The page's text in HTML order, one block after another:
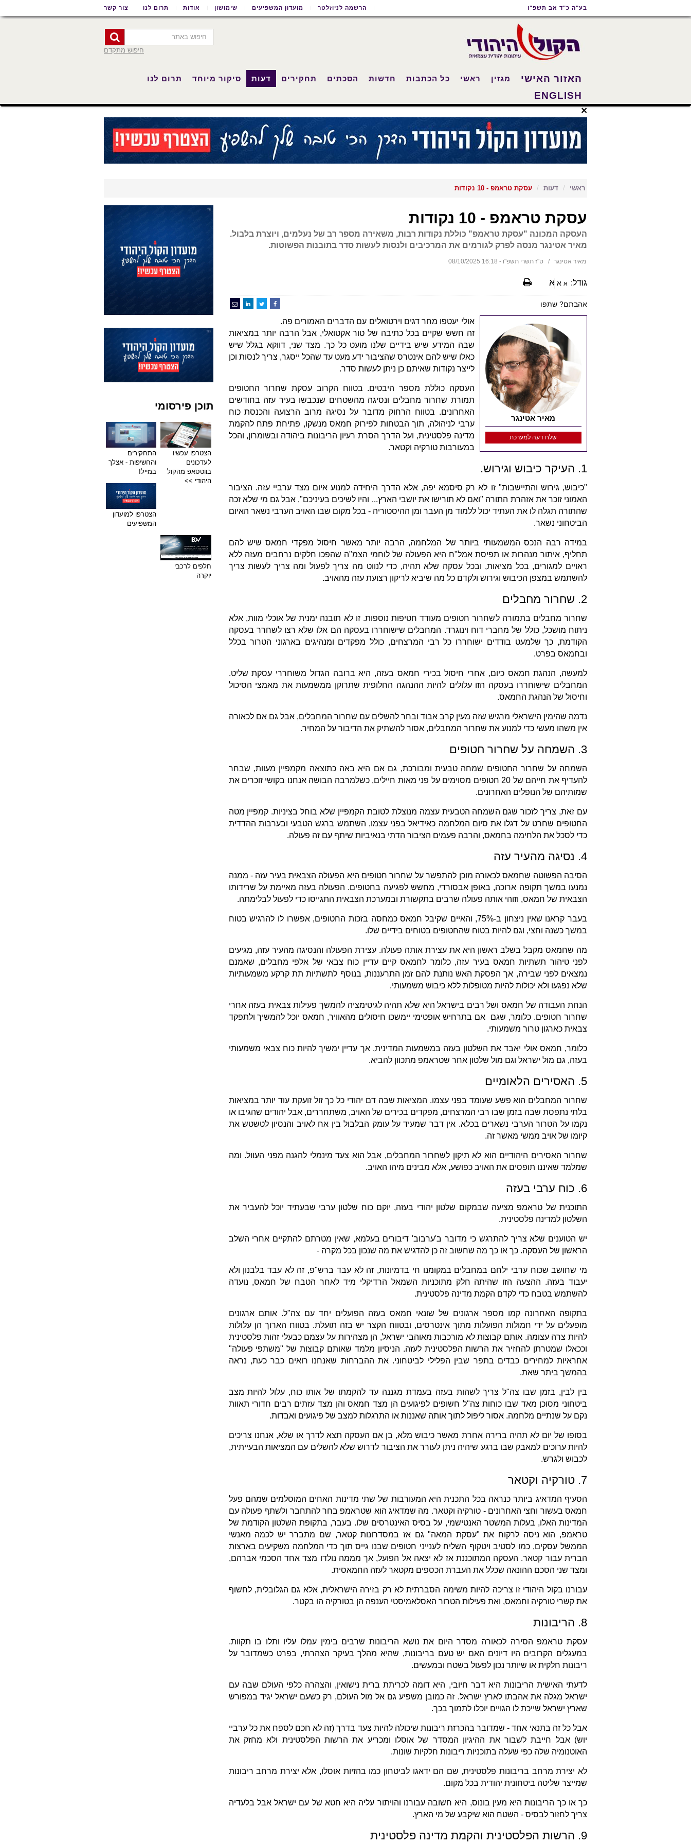
נגישות
ראשי
ראשי
בע"ה כ"ד אב תשפ"ו הרשמה לניוזלטר מועדון המשפיעים שימושון אודות תרום לנו צור קשר
חיפוש מתקדם
האזור האישי מגזין ראשי כל הכתבות חדשות הסכתים תחקירים דעות סיקור מיוחד תרום לנו
ENGLISH
×
ראשי דעות עסקת טראמפ - 10 נקודות
עסקת טראמפ - 10 נקודות
העסקה המכונה "עסקת טראמפ" כוללת נקודות רבות, משאירה מספר רב של נעלמים, ויוצרת בלבול.
מאיר אטינגר מנסה לפרק לגורמים את המרכיבים ולנסות לעשות סדר בתובנות הפשוטות.
מאיר אטינגר ט"ז תשרי תשפ"ו - 16:18 08/10/2025
גודל: א א א
אהבתם? שתפו
מאיר אטינגר
שלח דעה למערכת
אולי יעטפו מחר דגים וירטואלים עם הדברים האמורים פה.
זה חשש שקיים בכל כתיבה של טור אקטואלי, אבל הרבה יותר במציאות
שבה המידע שיש בידיים שלנו מועט כל כך. מצד שני, דווקא בגלל שיש
כאלו שיש להם אינטרס שהציבור ידע מעט עד שהכל ייסגר, צריך לנסות וכן
לייצר נקודות שאיתם כן ניתן לעשות סדר.
העסקה כוללת מספר היבטים. בטווח הקרוב עסקת שחרור החטופים
תמורת שחרור מחבלים ונסיגה מהשטחים שנכבשו בעיר עזה בחודשים
האחרונים. בטווח הרחוק מדובר על נסיגה מרוב הרצועה והכנסת כוח
ערבי לניהולה, תוך הבטחות לפירוק חמאס מנשקו, פתיחת פתח להקמת
מדינה פלסטינית, ועל הדרך הסרת רעיון הריבונות ביהודה ובשומרון, והכל
במעורבות טורקיה וקטאר.
1. העיקר כיבוש וגירוש.
"כיבוש, גירוש והתיישבות" זו לא רק סיסמא יפה, אלא הדרך היחידה למנוע איום מצד ערביי עזה. הציבור
האמוני זוכר את אזהרת התורה "ואם לא תורישו את יושבי הארץ... והיו לשיכים בעיניכם", אבל גם מי שלא זכה
שהתורה תגלה לו את העתיד יכול ללמוד מן העבר ומן ההיסטוריה - בכל מקום שבו האויב הערבי נשאר האיום
הביטחוני נשאר.
במידה רבה הנכס המשמעותי ביותר של המלחמה, הרבה יותר מאשר חיסול מפקדי חמאס שיש להם
תחליף, איתור מנהרות או תפיסת אמל"ח היא הפעולה של לוחמי הצמ"ה שהפכו חלקים נרחבים מעזה ללא
ראויים למגורים, בכל מציאות, ובכל עסקה שלא תהיה, כדי לנווט מה צריך לפעול ומה צריך לעשות צריך
להשתמש במצפן הכיבוש וגירוש ולקדם כל מה שיביא לריקון רצועת עזה מהאויב.
2. שחרור מחבלים
שחרור מחבלים בתמורה לשחרור חטופים מעודד חטיפות נוספות. זו לא תובנה ימנית של אוכלי מוות, אלא
ניתוח מושכל, כולל של מחברי דוח וינוגרד. המחבלים שישוחררו בעסקה הם אלו שלא רצו לשחרר בעסקה
הקודמת, כך שלמעט בודדים ישוחררו כל רבי המרצחים, כולל מפקדים ומנהיגים בארגוני הטרור בכלל
ובחמאס בפרט.
למעשה, הנהגת חמאס כיום, אחרי חיסול בכירי חמאס בעזה, היא ברובה הגדול משוחררי עסקת שליט.
המחבלים שישוחררו בעסקה הזו עלולים להיות ההנהגה החלופית שתרוקן ממשמעות את מאמצי הסיכול
וחיסול של הנהגת החמאס.
נדמה שהימין הישראלי מרגיש שזה מעין קרב אבוד ובחר להשלים עם שחרור המחבלים, אבל גם אם לכאורה
אין משהו מעשי כדי למנוע את שחרור המחבלים, אסור להשתיק את הדיבור על המחיר.
3. השמחה על שחרור חטופים
השמחה על שחרור החטופים שמחה טבעית ומבורכת, גם אם היא באה כתוצאה מקמפיין מעוות, שבחר
להעדיף את חייהם של 20 חטופים מסוימים על פני מאות חיילים, כשלמרבה הבושה אנחנו בקושי זוכרים את
שמותיהם של הנופלים האחרונים.
עם זאת, צריך לזכור שגם השמחה הטבעית עצמה מנוצלת לטובת הקמפיין שלא בוחל בציניות. קמפיין מטה
החטופים שחרט על דגלו את סיום המלחמה כאידיאל בפני עצמו, השתמש ברגש הטבעי ובערבות ההדדית
כדי לסכל את הלחימה בחמאס, והרבה פעמים הציבור הדתי בנאיביות שיתף עם זה פעולה.
4. נסיגה מהעיר עזה
הסיבה הפשוטה שחמאס לכאורה מוכן להתפשר על שחרור חטופים היא הפעולה הצבאית בעיר עזה - ממנה
נמנעו במשך תקופה ארוכה, באופן אבסורדי, מחשש לפגיעה בחטופים. הפעולה בעזה מאיימת על שרידותו
הצבאית של חמאס, וזוהי אותה פעולה שרבים בתקשורת ובמערכת הצבאית התגייסו כדי לפעול לבלימתה.
בעבר קראנו שאין ניצחון ב-75%, והאיים שקיבל חמאס כמחסה בזכות החטופים, אפשרו לו להרגיש בטוח
במשך כשנה וחצי, וגם להיות בטוח שהחטופים בטוחים בידיים שלו.
מה שחמאס מקבל בשלב ראשון היא את עצירת אותה פעולה. עצירת הפעולה והנסיגה מהעיר עזה, מגיעים
לפני טיהור תשתיות חמאס בעיר עזה, כלומר לחמאס קיים עדיין כוח צבאי של אלפי מחבלים, שאמנם
נמצאים לפני שבירה, אך הפסקת האש נותנת להם זמן התרעננות, בנוסף לתשתיות תת קרקע משמעותיות
שלא נפגעו ולא יכולות להיות מטופלות ללא כיבוש משמעותי.
הנחת העבודה של חמאס ושל רבים בישראל היא שלא תהיה לגיטימציה להמשך פעילות צבאית בעזה אחרי
שחרור חטופים. כלומר, שגם אם בתרחיש אופטימי יימשכו חיסולים מהאוויר, חמאס יוכל להמשיך ולתפקד
צבאית כארגון טרור משמעותי.
כלומר, חמאס אולי יאבד את השלטון בעזה במשמעות המדינית, אך עדיין ימשיך להיות כוח צבאי משמעותי
בעזה, גם מול ישראל וגם מול שלטון אחר שטראמפ מתכוון להביא.
5. האסירים הלאומיים
שחרור המחבלים הוא פשע שעומד בפני עצמו. המציאות שבה דם יהודי כל כך זול זועקת עוד יותר במציאות
בלתי נתפסת שבה בזמן שבו רבי המרצחים, מפקדים בכירים של האויב, משתחררים, אבל יהודים שהגיבו או
נקמו על הטרור הערבי נשארים בכלא. אין דבר שמעיד על עומק הבלבול בין אח לאויב והנסיון לטשטש את
קיומו של אויב ממשי מאשר זה.
שחרור האסירים היהודיים הוא לא תיקון לשחרור המחבלים, אבל הוא צעד מינמלי להגנה מפני העוול. ומה
שמלמד שאיננו תופסים את האויב כפושע, אלא מבינים מיהו האויב.
6. כוח ערבי בעזה
התוכנית של טראמפ מציעה שבמקום שלטון יהודי בעזה, יוקם כוח שלטון ערבי שבעתיד יוכל להעביר את
השלטון למדינה פלסטינית.
יש הטוענים שלא צריך להתרגש כי מדובר ב'ערבוב' דיבורים בעלמא, שאין מטרתם להתקיים אחרי השלב
הראשון של העסקה. כך או כך מה שחשוב זה כן להדגיש את מה שנכון בכל מקרה -
מי שחושב שכוח ערבי ילחם במחבלים במקומנו חי בדמיונות, זה לא עבד ברש"פ, זה לא עבד בלבנון ולא
יעבוד בעזה. ההצעה הזו שהיתה חלק מתוכניות השמאל הרדיקלי מיד לאחר הטבח של חמאס, נועדה
להשתמש בטבח כדי לקדם הקמת מדינה פלסטינית.
בתקופה האחרונה קמו מספר ארגונים של שונאי חמאס בעזה הפועלים יחד עם צה"ל. אותם ארגונים
מופעלים על ידי חמולות הפועלות מתוך אינטרסים, ובטווח הקצר יש בזה תועלת. בטווח הארוך הן עלולות
להיות צרה עצומה. אותם קבוצות לא מורכבות מאוהבי ישראל, הן מצהירות על עצמם כבעלי זהות פלסטינית
וככאלו שמטרתן להחזיר את הרשות הפלסטינית לעזה. הניסיון מלמד שאותם קבוצות של "משתפי פעולה"
אחראיות למחירים כבדים בתפר שבין הפלילי לביטחוני. את ההברחות שאנחנו רואים כבר כעת, נראה
בהמשך ביתר שאת.
בין לבין, בזמן שבו צה"ל צריך לשהות בעזה בעמדת מגננה עד להקמתו של אותו כוח, עלול להיות מצב
ביטחוני מסוכן מאד שבו כוחות צה"ל חשופים לפיגועים הן מצד חמאס והן מצד עזתים רבים חדורי תאוות
נקם על שנתיים מלחמה. אסור ליפול לתוך אותה שאננות או התרגלות למצב של פיגועים ואבדות.
בסופו של יום לא תהיה ברירה אחרת מאשר כיבוש מלא, בן אם העסקה תצא לדרך או שלא, אנחנו צריכים
להיות ערוכים למאבק שבו ברגע שיהיה ניתן לעורר את הציבור לדרוש שלא להשלים עם המציאות הבעייתית,
לכבוש ולגרש.
7. טורקיה וקטאר
הסעיף המדאיג ביותר כנראה בכל התכנית היא המעורבות של שתי מדינות האחים המוסלמים שמהם פעל
חמאס בעשור וחצי האחרונים - טורקיה וקטאר. מה שמדאיג הוא שטראמפ בחר להתחבר ולשתף פעולה עם
המדינות האלו, בעלות המשטר האנטישמי, על בסיס האינטרסים שלו. בעבר, בתקופת השלטון הקודמת של
טראמפ, הוא ניסה לרקוח את "עסקת המאה" גם אז במסדרונות קטאר, שם מתברר יש לכמה מאנשי
הממשל עסקים, כמו לסטיב ויטקוף השליח לענייני חטופים שבנו גייס תוך כדי המלחמה משקיעים בארצות
הברית עבור קטאר. העסקה המתוכננת אז לא יצאה אל הפועל, אך מממה נולדו מצד אחד הסכמי אברהם,
ומצד שני הסכם ההונאה שכלל את העברת הכספים מקטאר לעזה החמאסית.
עבורנו בקול היהודי זו צריכה להיות משימה הסברתית לא רק בזירה הישראלית, אלא גם הגלובלית, לחשוף
את קשרי טורקיה וחמאס, ואת פעילות הטרור האסלאמיסטי הענפה הן בטורקיה הו בקטר.
8. הריבונות
עסקת טראמפ הסירה לכאורה מסדר היום את נושא הריבונות שרבים בימין עמלו עליו ותלו בו תקוות.
במעגלים הקרובים היו דיונים האם יש טעם בריבונות, שהיא מהלך בעיקר הצהרתי, בפרט כשמדובר על
ריבונות חלקית או שיותר נכון לפעול בשטח ובמעשים.
לדעתי האישית הריבונות היא דבר חיובי, היא דומה לכריתת ברית נישואין, והצהרה כלפי העולם שבה עם
ישראל מגלה את אהבתו לארץ ישראל. זה כמובן משפיע גם אל מול העולם, רק כשעם ישראל יגיד במפורש
שארץ ישראל שייכת לו הגויים יוכלו לתמוך בכך.
אבל כל זה בתנאי אחד - שמדובר בהכרזת ריבונות שיכולה להיות צעד בדרך (זה לא חכם לספח את כל ערביי
יוש) אבל חייבת לשבור את ההיגיון המסדר של אוסלו ומכריע את הרשות הפלסטינית ולא מחזק את
האוטנומיה שלה כפי שעלה בתוכניות ריבונות חלקיות שונות.
לא יצירת מרחב בריבונות פלסטינית, שם הם ידאגו לביטחון כמו בהזיות אוסלו, אלא יצירת מרחב ריבונות
שמייצר שליטה ביטחונית יהודית בכל מקום.
כך או כך הריבונות היא מעין בונוס, היא חשובה עבורנו והויתור עליה היא חטא של עם ישראל אבל בלעדיה
צריך לחזור לבסיס - השטח הוא שיקבע של מי הארץ.
9. הרשות הפלסטינית והקמת מדינה פלסטינית
תוכן פירסומי
הצטרפו עכשיו
לעדכונים
בווטסאפ מהקול
היהודי >>
התחקירים
והחשיפות - אצלך
במייל!
הצטרפו למועדון
המשפיעים
חלפים לרכבי
יוקרה